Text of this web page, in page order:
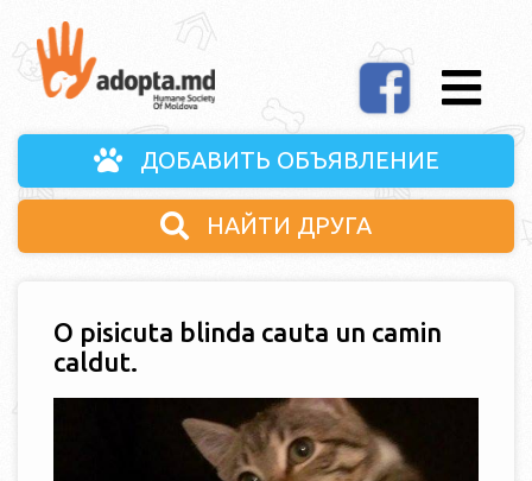
ДОБАВИТЬ ОБЪЯВЛЕНИЕ
НАЙТИ ДРУГА
O pisicuta blinda cauta un camin
caldut.